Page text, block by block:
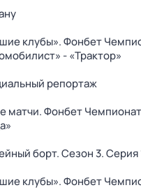
клубы». Фонбет
- «Трактор»
репортаж
матчи. Фонбет
борт. Сезон 3. Серия
клубы». Фонбет